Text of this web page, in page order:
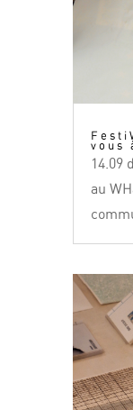
vous
14.09
au